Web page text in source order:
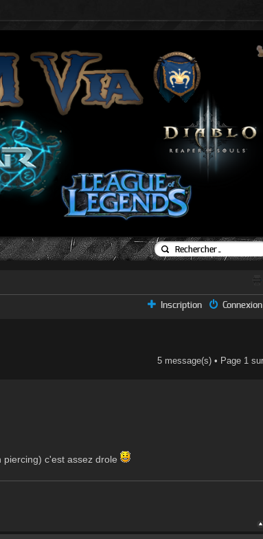
Inscription Connexion
5 message(s) • Page 1 sur
piercing) c'est assez drole